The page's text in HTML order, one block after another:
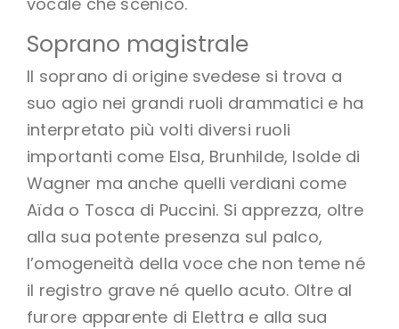
Soprano magistrale
Il soprano di origine svedese si trova a
suo agio nei grandi ruoli drammatici e ha
interpretato più volti diversi ruoli
importanti come Elsa, Brunhilde, Isolde di
Wagner ma anche quelli verdiani come
Aïda o Tosca di Puccini. Si apprezza, oltre
alla sua potente presenza sul palco,
l’omogeneità della voce che non teme né
il registro grave né quello acuto. Oltre al
furore apparente di Elettra e alla sua